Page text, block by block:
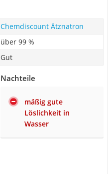
Chemdiscount Ätznatron
über 99 %
Gut
Nachteile
mäßig gute
Löslichkeit in
Wasser